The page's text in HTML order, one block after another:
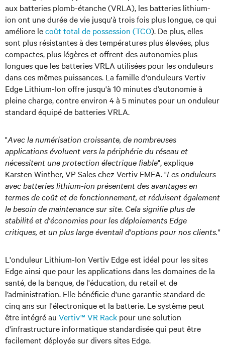
aux batteries plomb-étanche (VRLA), les batteries lithium-
ion ont une durée de vie jusqu'à trois fois plus longue, ce qui
améliore lecoût total de possession (TCO). De plus, elles
sont plus résistantes à des températures plus élevées, plus
compactes, plus légères et offrent des autonomies plus
longues que les batteries VRLA utilisées pour les onduleurs
dans ces mêmes puissances. La famille d'onduleurs Vertiv
Edge Lithium-Ion offre jusqu'à 10 minutes d’autonomie à
pleine charge, contre environ 4 à 5 minutes pour un onduleur
standard équipé de batteries VRLA.
"Avec la numérisation croissante, de nombreuses
applications évoluent vers la périphérie du réseau et
nécessitent une protection électrique fiable", explique
Karsten Winther, VP Sales chez Vertiv EMEA. "Les onduleurs
avec batteries lithium-ion présentent des avantages en
termes de coût et de fonctionnement, et réduisent également
le besoin de maintenance sur site. Cela signifie plus de
stabilité et d'économies pour les déploiements Edge
critiques, et un plus large éventail d'options pour nos clients."
L'onduleur Lithium-Ion Vertiv Edge est idéal pour les sites
Edge ainsi que pour les applications dans les domaines de la
santé, de la banque, de l'éducation, du retail et de
l’administration. Elle bénéficie d'une garantie standard de
cinq ans sur l'électronique et la batterie. Le système peut
être intégré au Vertiv™ VR Rack pour une solution
d'infrastructure informatique standardisée qui peut être
facilement déployée sur divers sites Edge.